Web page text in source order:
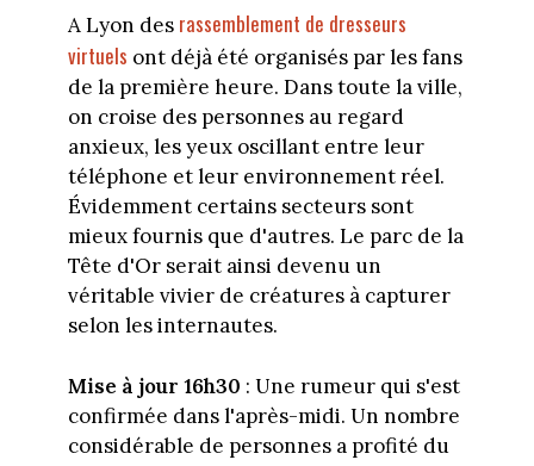
A Lyon des rassemblement de dresseurs
virtuels ont déjà été organisés par les fans
de la première heure. Dans toute la ville,
on croise des personnes au regard
anxieux, les yeux oscillant entre leur
téléphone et leur environnement réel.
Évidemment certains secteurs sont
mieux fournis que d'autres. Le parc de la
Tête d'Or serait ainsi devenu un
véritable vivier de créatures à capturer
selon les internautes.
Mise à jour 16h30 : Une rumeur qui s'est
confirmée dans l'après-midi. Un nombre
considérable de personnes a profité du